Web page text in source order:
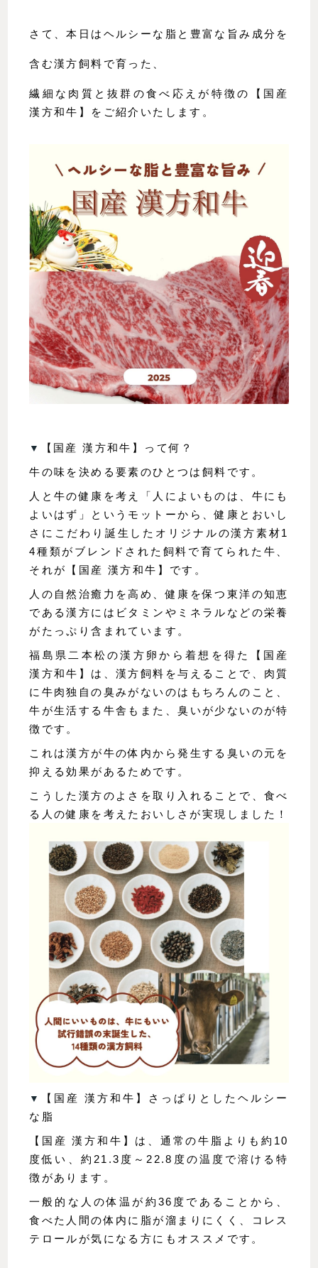
さて、本日はヘルシーな脂と豊富な旨み成分を
含む漢方飼料で育った、
繊細な肉質と抜群の食べ応えが特徴の【国産
漢方和牛】をご紹介いたします。
▼ 【国産 漢方和牛】って何？
牛の味を決める要素のひとつは飼料です。
人と牛の健康を考え「人によいものは、牛にも
よいはず」というモットーから、健康とおいし
さにこだわり誕生したオリジナルの漢方素材1
4種類がブレンドされた飼料で育てられた牛、
それが【国産 漢方和牛】です。
人の自然治癒力を高め、健康を保つ東洋の知恵
である漢方にはビタミンやミネラルなどの栄養
がたっぷり含まれています。
福島県二本松の漢方卵から着想を得た【国産
漢方和牛】は、漢方飼料を与えることで、肉質
に牛肉独自の臭みがないのはもちろんのこと、
牛が生活する牛舎もまた、臭いが少ないのが特
徴です。
これは漢方が牛の体内から発生する臭いの元を
抑える効果があるためです。
こうした漢方のよさを取り入れることで、食べ
る人の健康を考えたおいしさが実現しました！
▼
【国産 漢方和牛】さっぱりとしたヘルシー
な脂
【国産 漢方和牛】は、通常の牛脂よりも約10
度低い、約21.3度～22.8度の温度で溶ける特
徴があります。
一般的な人の体温が約36度であることから、
食べた人間の体内に脂が溜まりにくく、コレス
テロールが気になる方にもオススメです。